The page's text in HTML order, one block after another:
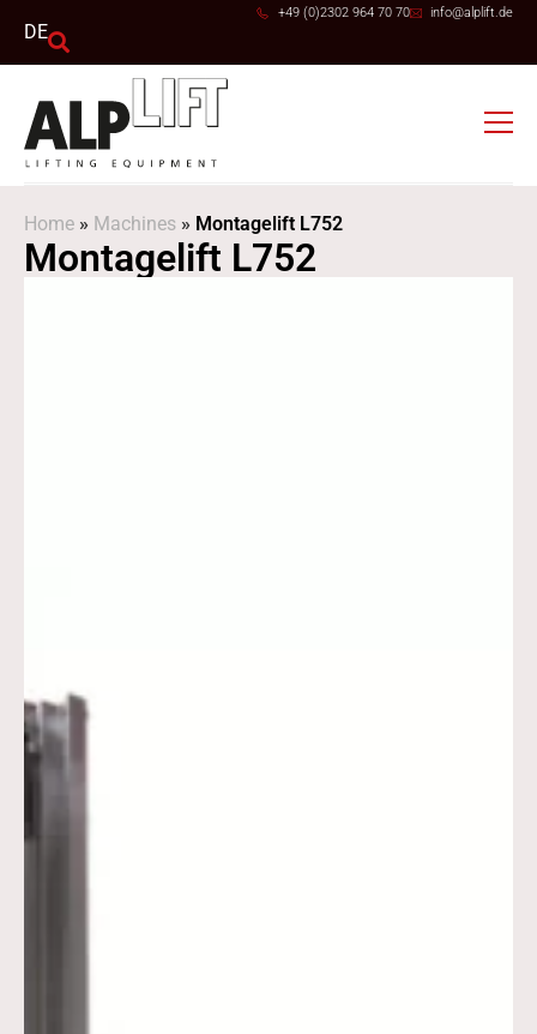
DE
+49 (0)2302 964 70 70 info@alplift.de
Home » Machines » Montagelift L752
Montagelift L752